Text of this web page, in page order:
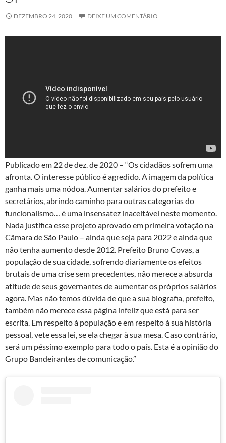
DEZEMBRO 24, 2020 DEIXE UM COMENTÁRIO
Publicado em 22 de dez. de 2020 – “Os cidadãos sofrem uma
afronta. O interesse público é agredido. A imagem da política
ganha mais uma nódoa. Aumentar salários do prefeito e
secretários, abrindo caminho para outras categorias do
funcionalismo… é uma insensatez inaceitável neste momento.
Nada justifica esse projeto aprovado em primeira votação na
Câmara de São Paulo – ainda que seja para 2022 e ainda que
não tenha aumento desde 2012. Prefeito Bruno Covas, a
população de sua cidade, sofrendo diariamente os efeitos
brutais de uma crise sem precedentes, não merece a absurda
atitude de seus governantes de aumentar os próprios salários
agora. Mas não temos dúvida de que a sua biografia, prefeito,
também não merece essa página infeliz que está para ser
escrita. Em respeito à população e em respeito à sua história
pessoal, vete essa lei, se ela chegar à sua mesa. Caso contrário,
será um péssimo exemplo para todo o país. Esta é a opinião do
Grupo Bandeirantes de comunicação.”